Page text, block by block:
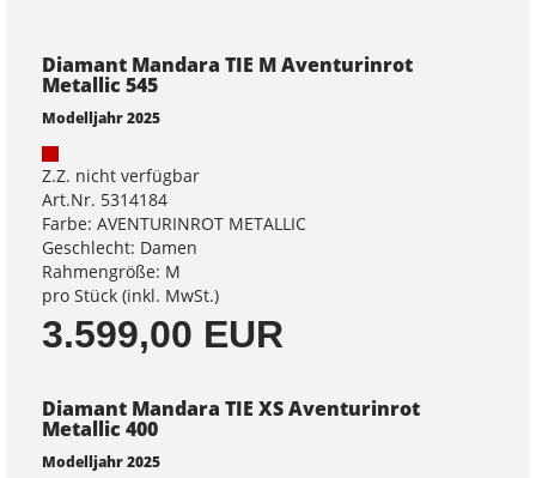
Diamant Mandara TIE M Aventurinrot
Metallic 545
Modelljahr 2025
Z.Z. nicht verfügbar
Art.Nr. 5314184
Farbe: AVENTURINROT METALLIC
Geschlecht: Damen
Rahmengröße: M
pro Stück (inkl. MwSt.)
3.599,00 EUR
Diamant Mandara TIE XS Aventurinrot
Metallic 400
Modelljahr 2025